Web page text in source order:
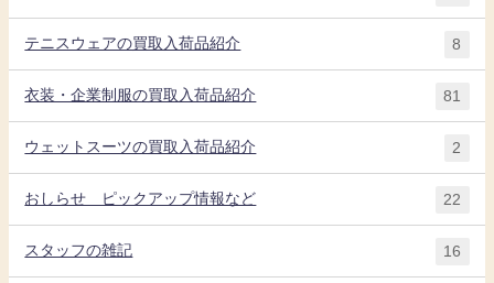
テニスウェアの買取入荷品紹介 8
衣装・企業制服の買取入荷品紹介 81
ウェットスーツの買取入荷品紹介 2
おしらせ ピックアップ情報など 22
スタッフの雑記 16